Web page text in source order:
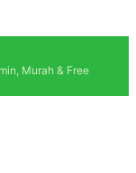
Murah & Free